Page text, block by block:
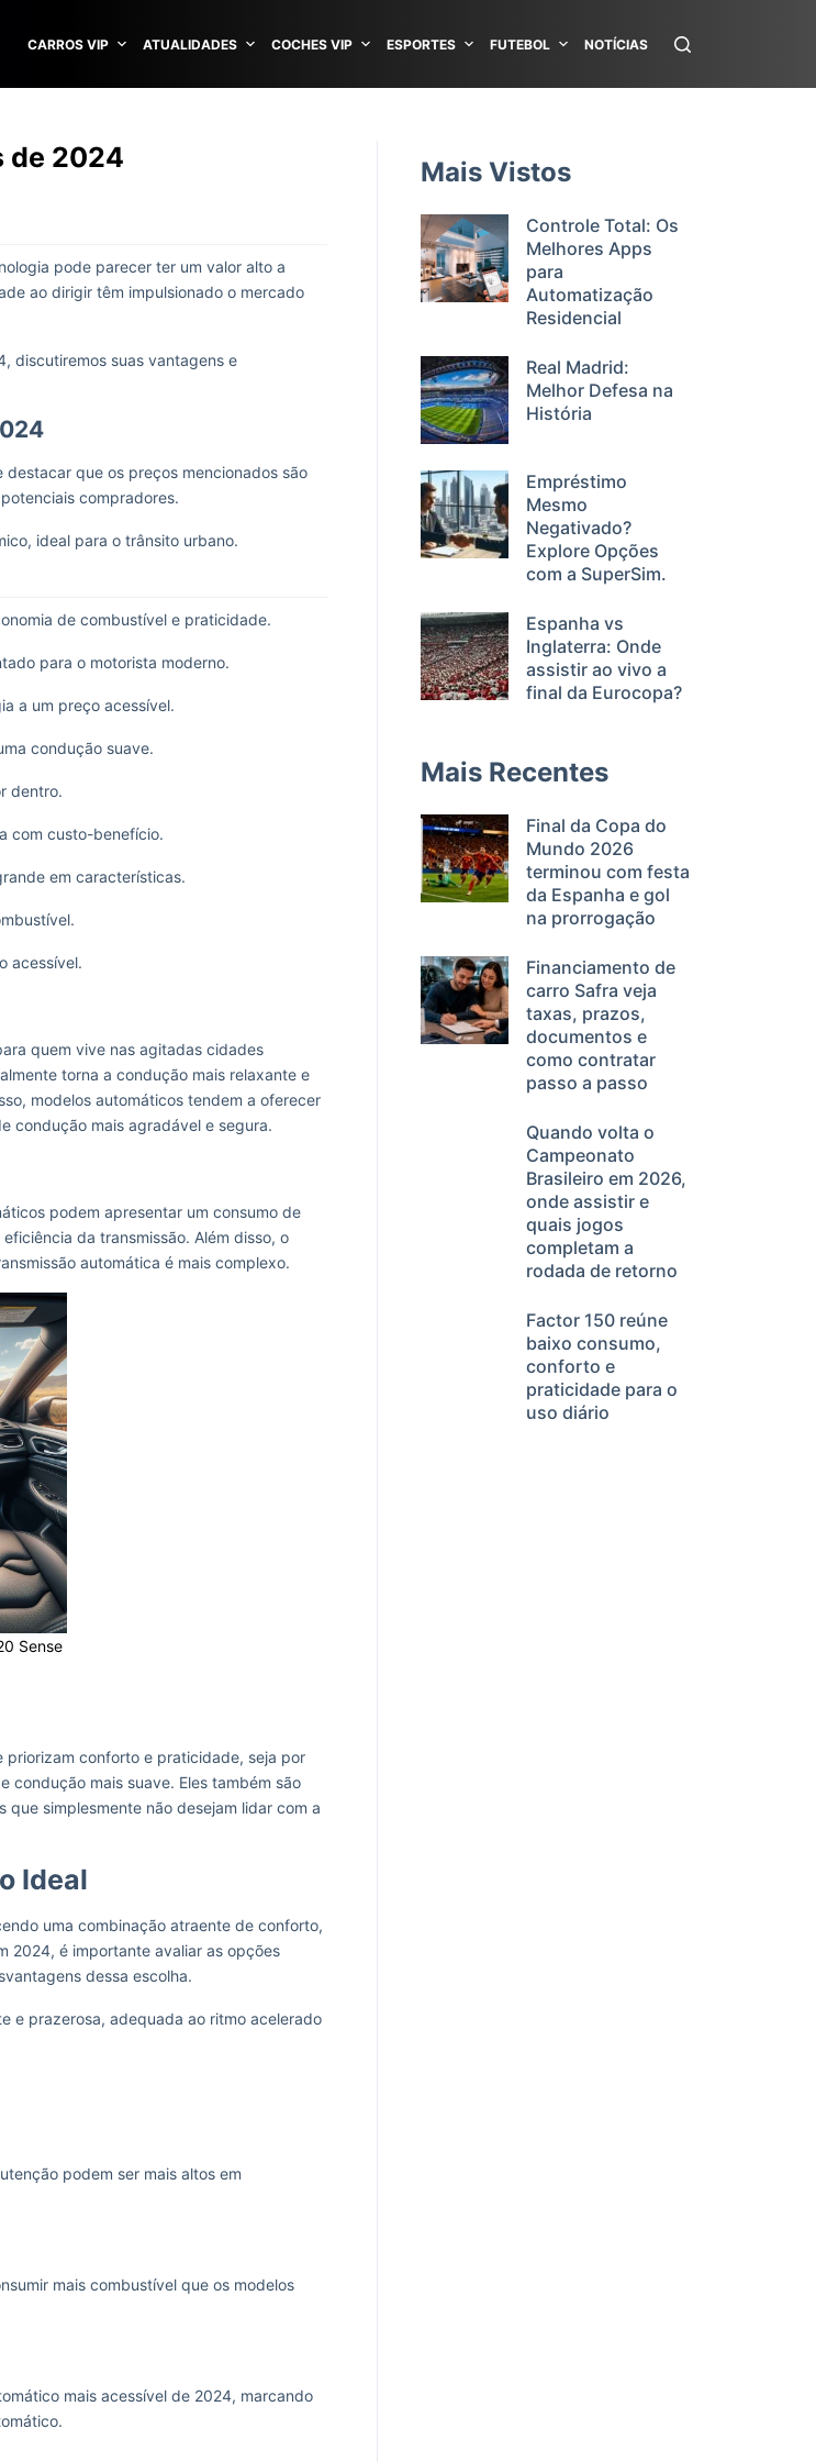
CARROS VIP ATUALIDADES COCHES VIP ESPORTES FUTEBOL NOTÍCIAS
de 2024
pode parecer ter um valor alto a
ao dirigir têm impulsionado o mercado
discutiremos suas vantagens e
que os preços mencionados são
compradores.
ideal para o trânsito urbano.
de combustível e praticidade.
para o motorista moderno.
a um preço acessível.
condução suave.
dentro.
com custo-benefício.
em características.
acessível.
quem vive nas agitadas cidades
torna a condução mais relaxante e
modelos automáticos tendem a oferecer
condução mais agradável e segura.
podem apresentar um consumo de
da transmissão. Além disso, o
automática é mais complexo.
Sense
priorizam conforto e praticidade, seja por
condução mais suave. Eles também são
simplesmente não desejam lidar com a
Ideal
uma combinação atraente de conforto,
2024, é importante avaliar as opções
dessa escolha.
e prazerosa, adequada ao ritmo acelerado
podem ser mais altos em
mais combustível que os modelos
mais acessível de 2024, marcando
Mais Vistos
Controle Total: Os
Melhores Apps
para
Automatização
Residencial
Real Madrid:
Melhor Defesa na
História
Empréstimo
Mesmo
Negativado?
Explore Opções
com a SuperSim.
Espanha vs
Inglaterra: Onde
assistir ao vivo a
final da Eurocopa?
Mais Recentes
Final da Copa do
Mundo 2026
terminou com festa
da Espanha e gol
na prorrogação
Financiamento de
carro Safra veja
taxas, prazos,
documentos e
como contratar
passo a passo
Quando volta o
Campeonato
Brasileiro em 2026,
onde assistir e
quais jogos
completam a
rodada de retorno
Factor 150 reúne
baixo consumo,
conforto e
praticidade para o
uso diário